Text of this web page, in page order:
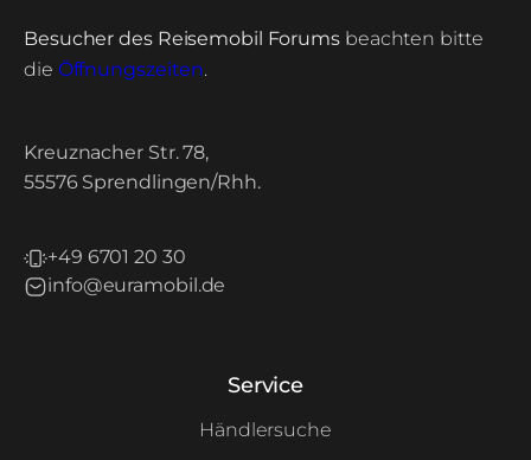
Besucher des Reisemobil Forums beachten bitte
die Öffnungszeiten.
Kreuznacher Str. 78,
55576 Sprendlingen/Rhh.
+49 6701 20 30
info@euramobil.de
Service
Händlersuche